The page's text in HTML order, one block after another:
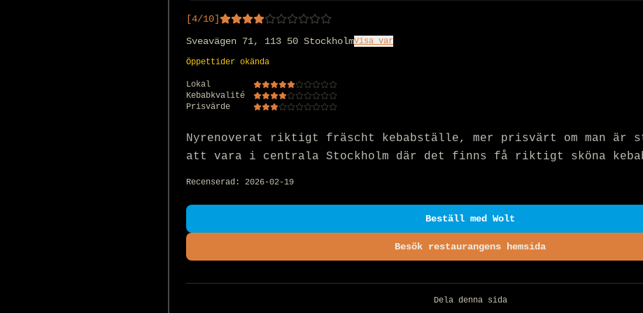
[4/10]
Sveavägen 71, 113 50 StockholmVisa var
Öppettider okända
Lokal
Kebabkvalité
Prisvärde
Nyrenoverat riktigt fräscht kebabställe, mer prisvärt om man är
att vara i centrala Stockholm där det finns få riktigt sköna
Recenserad: 2026-02-19
Beställ med Wolt
Besök restaurangens hemsida
Dela denna sida